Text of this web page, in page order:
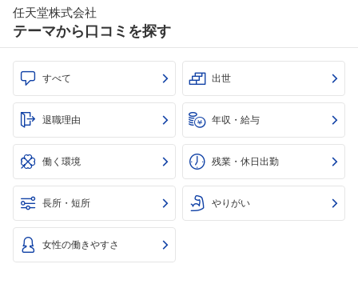
任天堂株式会社
テーマから口コミを探す
すべて 出世
退職理由 年収・給与
働く環境 残業・休日出勤
長所・短所 やりがい
女性の働きやすさ